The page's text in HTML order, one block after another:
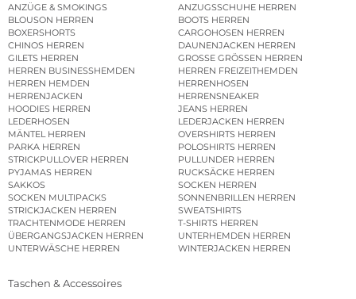
ANZÜGE & SMOKINGS
ANZUGSSCHUHE HERREN
BLOUSON HERREN
BOOTS HERREN
BOXERSHORTS
CARGOHOSEN HERREN
CHINOS HERREN
DAUNENJACKEN HERREN
GILETS HERREN
GROSSE GRÖSSEN HERREN
HERREN BUSINESSHEMDEN
HERREN FREIZEITHEMDEN
HERREN HEMDEN
HERRENHOSEN
HERRENJACKEN
HERRENSNEAKER
HOODIES HERREN
JEANS HERREN
LEDERHOSEN
LEDERJACKEN HERREN
MÄNTEL HERREN
OVERSHIRTS HERREN
PARKA HERREN
POLOSHIRTS HERREN
STRICKPULLOVER HERREN
PULLUNDER HERREN
PYJAMAS HERREN
RUCKSÄCKE HERREN
SAKKOS
SOCKEN HERREN
SOCKEN MULTIPACKS
SONNENBRILLEN HERREN
STRICKJACKEN HERREN
SWEATSHIRTS
TRACHTENMODE HERREN
T-SHIRTS HERREN
ÜBERGANGSJACKEN HERREN
UNTERHEMDEN HERREN
UNTERWÄSCHE HERREN
WINTERJACKEN HERREN
Taschen & Accessoires